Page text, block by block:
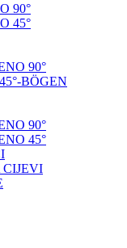
90°
45°
90°
BÖGEN
90°
45°
CIJEVI